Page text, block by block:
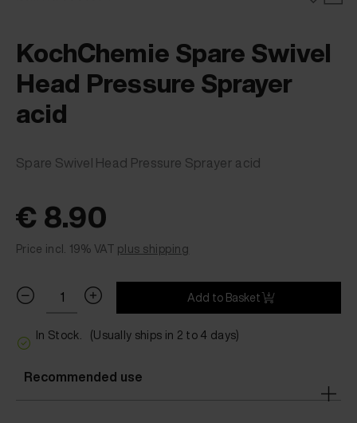
KochChemie Spare Swivel
Head Pressure Sprayer
acid
Spare Swivel Head Pressure Sprayer acid
€ 8.90
Price incl. 19% VAT plus shipping
Add to Basket
In Stock. (Usually ships in 2 to 4 days)
Recommended use